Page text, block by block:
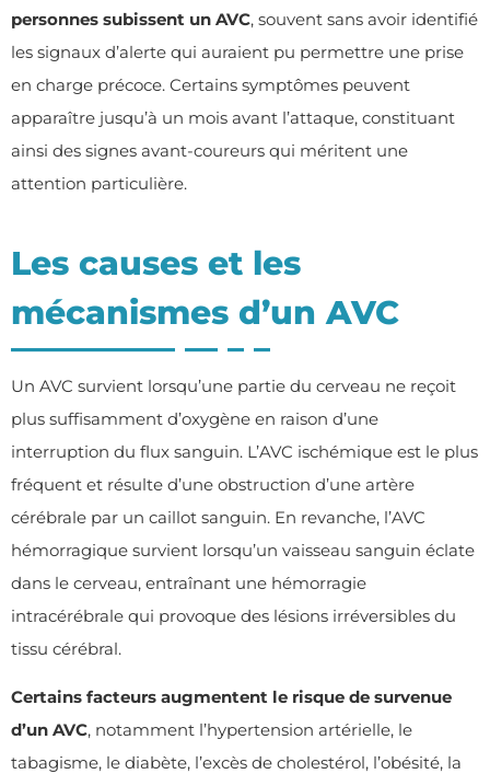
personnes subissent un AVC, souvent sans avoir identifié
les signaux d’alerte qui auraient pu permettre une prise
en charge précoce. Certains symptômes peuvent
apparaître jusqu’à un mois avant l’attaque, constituant
ainsi des signes avant-coureurs qui méritent une
attention particulière.
Les causes et les
mécanismes d’un AVC
Un AVC survient lorsqu’une partie du cerveau ne reçoit
plus suffisamment d’oxygène en raison d’une
interruption du flux sanguin. L’AVC ischémique est le plus
fréquent et résulte d’une obstruction d’une artère
cérébrale par un caillot sanguin. En revanche, l’AVC
hémorragique survient lorsqu’un vaisseau sanguin éclate
dans le cerveau, entraînant une hémorragie
intracérébrale qui provoque des lésions irréversibles du
tissu cérébral.
Certains facteurs augmentent le risque de survenue
d’un AVC, notamment l’hypertension artérielle, le
tabagisme, le diabète, l’excès de cholestérol, l’obésité, la